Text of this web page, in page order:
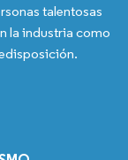
talentosas
la industria como